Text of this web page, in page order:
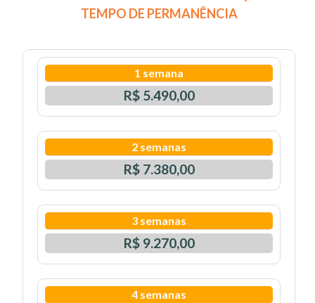
TEMPO DE PERMANÊNCIA
1 semana
R$ 5.490,00
2 semanas
R$ 7.380,00
3 semanas
R$ 9.270,00
4 semanas